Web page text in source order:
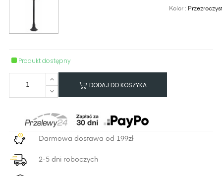
Kolor :
Produkt dostępny
DODAJ DO KOSZYKA
Darmowa dostawa od 199zł
2-5 dni roboczych